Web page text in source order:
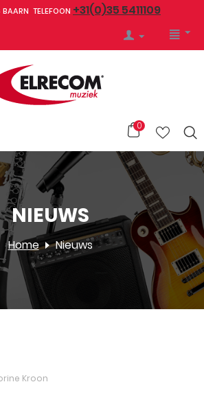
TELEFOON +31(0)35 5411109
0
NIEUWS
Home Nieuws
Kroon